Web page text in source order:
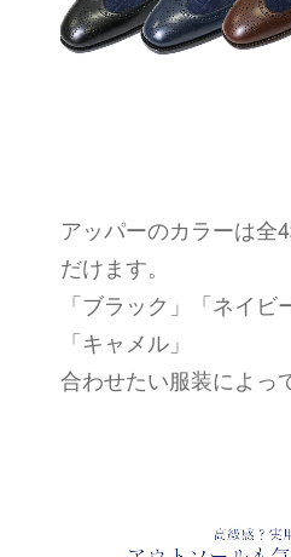
アッパーのカラーは全
だけます。
「ブラック」「ネイビ
「キャメル」
合わせたい服装によっ